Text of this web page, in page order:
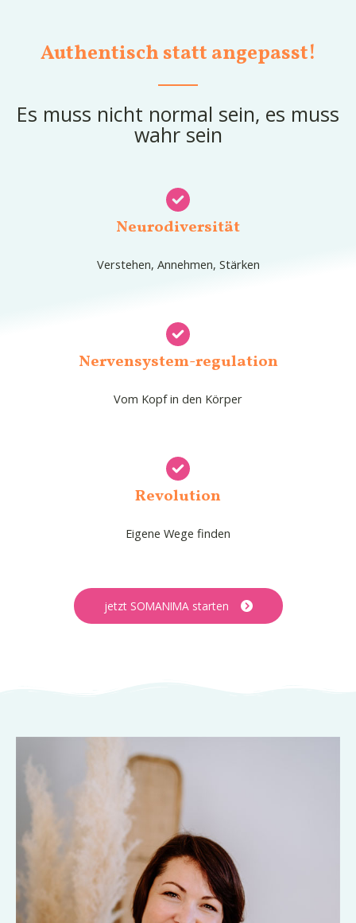
Authentisch statt angepasst!
Es muss nicht normal sein, es muss
wahr sein
Neurodiversität
Verstehen, Annehmen, Stärken
Nervensystem-regulation
Vom Kopf in den Körper
Revolution
Eigene Wege finden
jetzt SOMANIMA starten